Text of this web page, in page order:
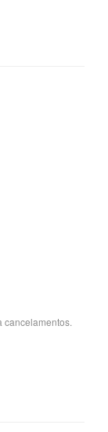
cancelamentos.